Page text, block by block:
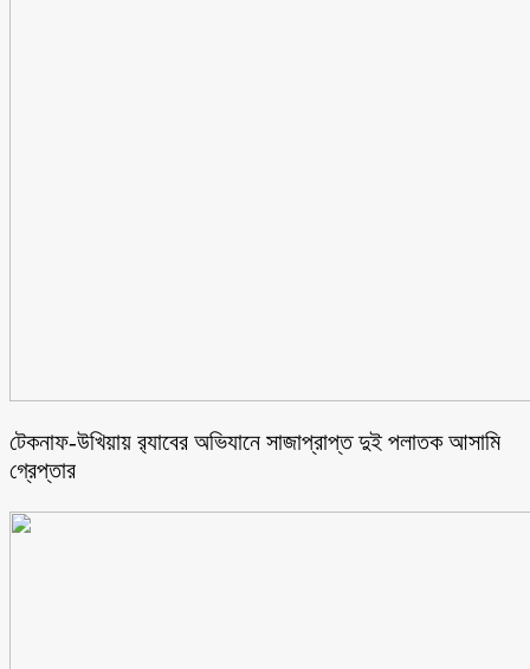
টেকনাফ-উখিয়ায় র‌্যাবের অভিযানে সাজাপ্রাপ্ত দুই পলাতক আসামি
গ্রেপ্তার